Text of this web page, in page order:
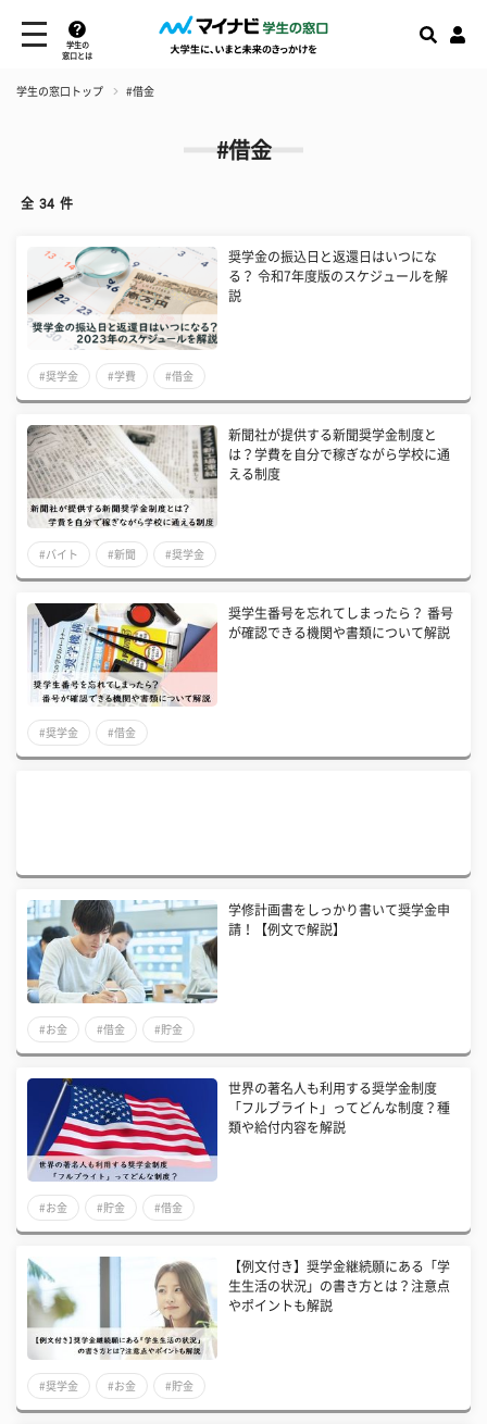
学生の
窓口とは
学生の窓口トップ #借金
#借金
全 34 件
奨学金の振込日と返還日はいつにな
る？ 令和7年度版のスケジュールを解
説
#奨学金 #学費 #借金
新聞社が提供する新聞奨学金制度と
は？学費を自分で稼ぎながら学校に通
える制度
#バイト #新聞 #奨学金
奨学生番号を忘れてしまったら？ 番号
が確認できる機関や書類について解説
#奨学金 #借金
学修計画書をしっかり書いて奨学金申
請！【例文で解説】
#お金 #借金 #貯金
世界の著名人も利用する奨学金制度
「フルブライト」ってどんな制度？種
類や給付内容を解説
#お金 #貯金 #借金
【例文付き】奨学金継続願にある「学
生生活の状況」の書き方とは？注意点
やポイントも解説
#奨学金 #お金 #貯金